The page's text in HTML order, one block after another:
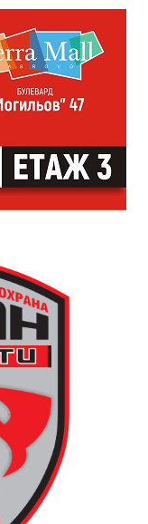
Петрова от
– независимо
е различно
в което
сцена или
обявени
и
свири или
с музика,
а
до
дреха и одеяло
0887907075.